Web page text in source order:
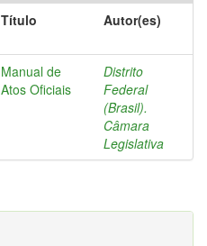
Título Autor(es)
Manual de
Atos Oficiais
Distrito
Federal
(Brasil).
Câmara
Legislativa